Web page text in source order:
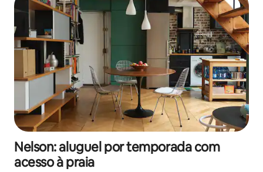
Nelson: aluguel por temporada com
acesso à praia